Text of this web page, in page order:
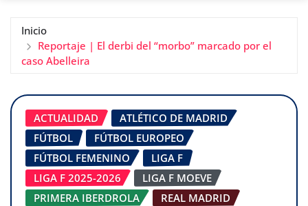
Inicio
Reportaje | El derbi del “morbo” marcado por el
caso Abelleira
ACTUALIDAD
ATLÉTICO DE MADRID
FÚTBOL
FÚTBOL EUROPEO
FÚTBOL FEMENINO
LIGA F
LIGA F 2025-2026
LIGA F MOEVE
PRIMERA IBERDROLA
REAL MADRID